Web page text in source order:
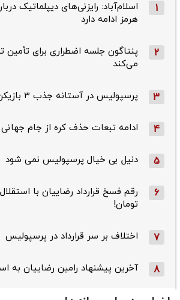
1
اسلام‌آباد: رایزنی‌های دیپلماتیک
هرمز ادامه دارد
2
پنتاگون جلسه اضطراری برای تأمین
می‌کند
3 پرسپولیس در آستانه جذب ۳ بازیکن جدید
4 ادامه تبعات حذف کره از جام جهانی
5 دنیل بی خیال پرسپولیس نمی شود
6
تومان!
7 اختلاف بر سر قرارداد در پرسپولیس
8 آخرین پیشنهاد رامین رضاییان به